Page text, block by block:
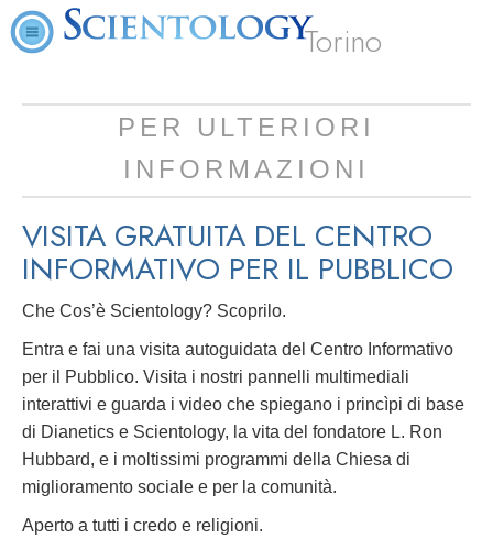
Torino
PER ULTERIORI
INFORMAZIONI
VISITA GRATUITA DEL CENTRO
INFORMATIVO PER IL PUBBLICO
Che Cos’è Scientology? Scoprilo.
Entra e fai una visita autoguidata del Centro Informativo
per il Pubblico. Visita i nostri pannelli multimediali
interattivi e guarda i video che spiegano i princìpi di base
di Dianetics e Scientology, la vita del fondatore L. Ron
Hubbard, e i moltissimi programmi della Chiesa di
miglioramento sociale e per la comunità.
Aperto a tutti i credo e religioni.